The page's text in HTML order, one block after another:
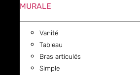
MURALE
Vanité
Tableau
Bras articulés
Simple